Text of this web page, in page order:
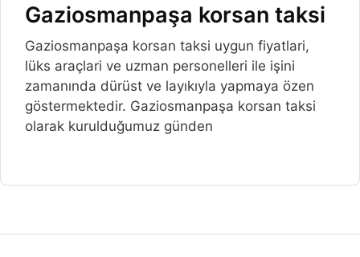
Gaziosmanpaşa korsan taksi
Gaziosmanpaşa korsan taksi uygun fiyatlari,
lüks araçlari ve uzman personelleri ile işini
zamanında dürüst ve layıkıyla yapmaya özen
göstermektedir. Gaziosmanpaşa korsan taksi
olarak kurulduğumuz günden